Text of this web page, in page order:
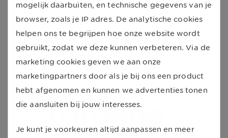
wij 100% groene energie leveren. Goed voor het
klimaat én je portemonnee dus!
mogelijk daarbuiten, en technische gegevens van je
browser, zoals je IP adres. De analytische cookies
helpen ons te begrijpen hoe onze website wordt
gebruikt, zodat we deze kunnen verbeteren. Via de
marketing cookies geven we aan onze
marketingpartners door als je bij ons een product
hebt afgenomen en kunnen we advertenties tonen
die aansluiten bij jouw interesses.
Je kunt je voorkeuren altijd aanpassen en meer